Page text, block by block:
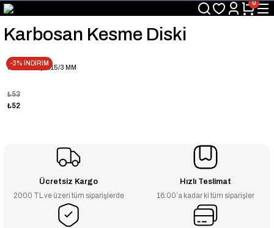
Üyelerimize Özel "uye2026" Koduyla Sepette Ekstra %3 İndirim
KAZAN-KASKAD İÇİN TEK ADRES
0
Karbosan Kesme Diski
-3% İNDİRİM
Kesme Taşı 115/3 MM
₺52
₺53
Ücretsiz Kargo
2000 TL ve üzeri tüm siparişlerde
Hızlı Teslimat
16:00’a kadar ki tüm siparişler